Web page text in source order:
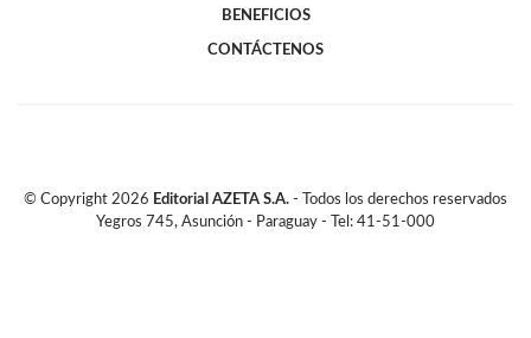
BENEFICIOS
CONTÁCTENOS
© Copyright 2026 Editorial AZETA S.A. - Todos los derechos reservados
Yegros 745, Asunción - Paraguay - Tel: 41-51-000